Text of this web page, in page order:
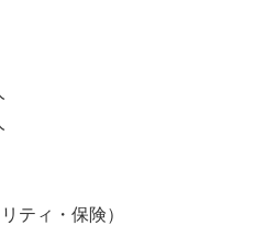
ティ・保険）